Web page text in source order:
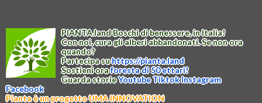
PIANTA.landBoschi di benessere, in Italia!
Con noi, cura gli alberi abbandonati. Se non ora
quando?
Partecipa suhttps://pianta.land
Sostieni oraforesta di 50 ettari!
Guarda storieYoutubeTiktokInstagram
Facebook
Pianta è un progetto UMA INNOVATION